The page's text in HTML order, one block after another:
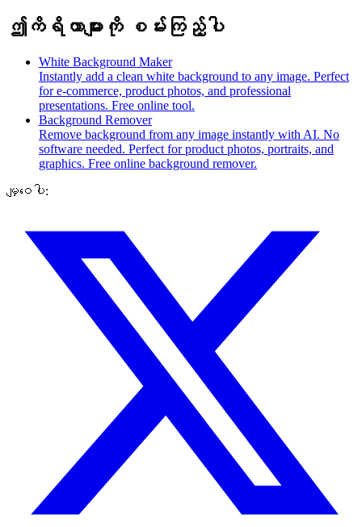
ဤကိရိယာများကို စမ်းကြည့်ပါ
White Background Maker
Instantly add a clean white background to any image. Perfect
for e-commerce, product photos, and professional
presentations. Free online tool.
Background Remover
Remove background from any image instantly with AI. No
software needed. Perfect for product photos, portraits, and
graphics. Free online background remover.
မျှဝေပါ: